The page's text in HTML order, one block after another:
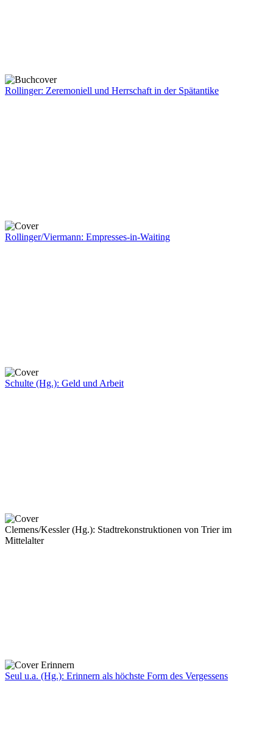
Rollinger: Zeremoniell und Herrschaft in der Spätantike
Rollinger/Viermann: Empresses-in-Waiting
Schulte (Hg.): Geld und Arbeit
Clemens/Kessler (Hg.): Stadtrekonstruktionen von Trier im
Mittelalter
Seul u.a. (Hg.): Erinnern als höchste Form des Vergessens